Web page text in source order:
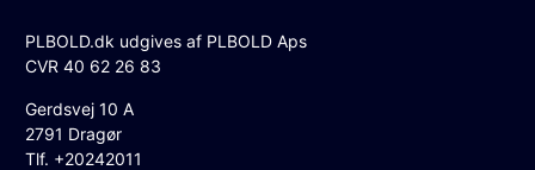
PLBOLD.dk udgives af PLBOLD Aps
CVR 40 62 26 83
Gerdsvej 10 A
2791 Dragør
Tlf. +20242011